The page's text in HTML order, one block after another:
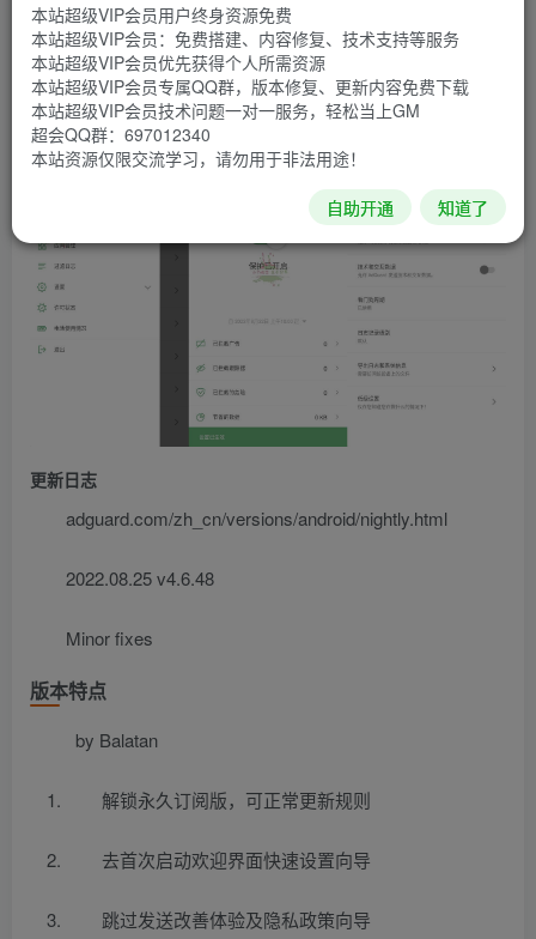
器）、DNS过滤、HTTPS过滤、节省应用流量数据管理及隐
身模式保护个人隐私功能。
软件介绍
更新日志
adguard.com/zh_cn/versions/android/nightly.html
2022.08.25 v4.6.48
Minor fixes
版本特点
by Balatan
解锁永久订阅版，可正常更新规则
去首次启动欢迎界面快速设置向导
跳过发送改善体验及隐私政策向导
本站超级VIP会员用户终身资源免费
本站超级VIP会员：免费搭建、内容修复、技术支持等服务
本站超级VIP会员优先获得个人所需资源
本站超级VIP会员专属QQ群，版本修复、更新内容免费下载
本站超级VIP会员技术问题一对一服务，轻松当上GM
超会QQ群：697012340
本站资源仅限交流学习，请勿用于非法用途！
自助开通 知道了